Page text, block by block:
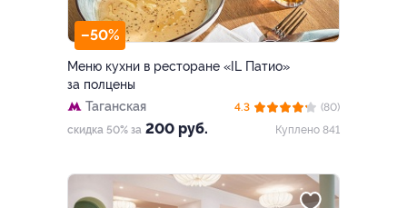
–50%
Меню кухни в ресторане «IL Патио»
за полцены
Таганская
скидка 50% за 200 руб.
4.3
(80)
Куплено 841